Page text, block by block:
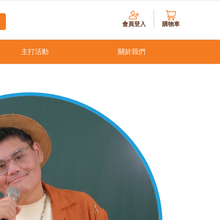
會員登入 購物車
主打活動 關於我們